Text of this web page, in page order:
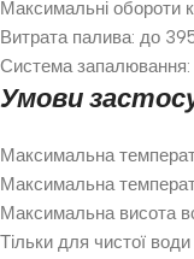
Максимальні обороти
Витрата палива: до
Система
Умови
Максимальна
Максимальна
Максимальна висота
Тільки для чистої